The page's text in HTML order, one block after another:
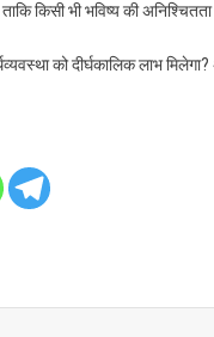
किसी भी भविष्य की
को दीर्घकालिक लाभ